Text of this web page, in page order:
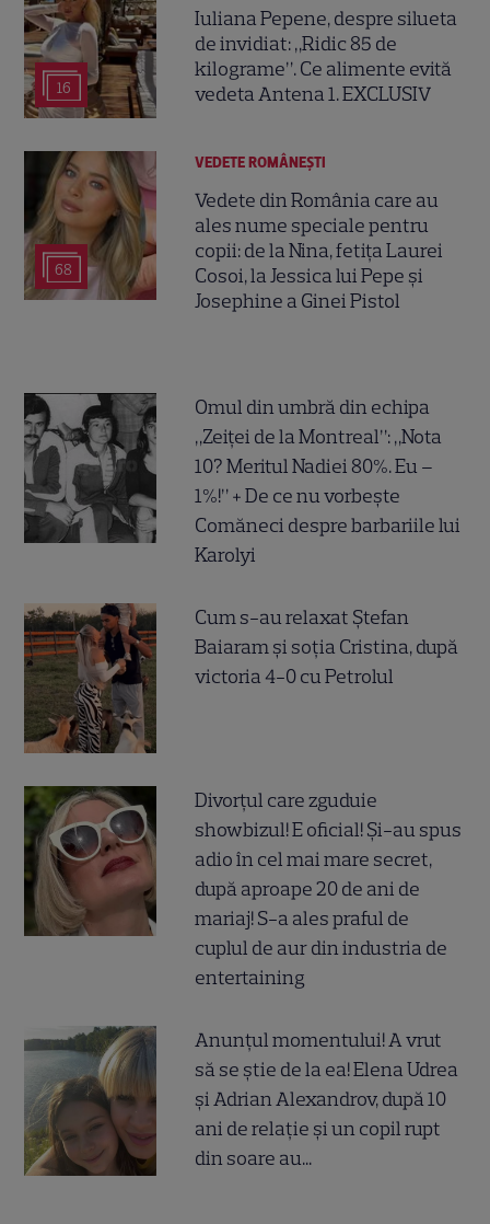
16
Iuliana Pepene, despre silueta
de invidiat: „Ridic 85 de
kilograme”. Ce alimente evită
vedeta Antena 1. EXCLUSIV
68
VEDETE ROMÂNEŞTI
Vedete din România care au
ales nume speciale pentru
copii: de la Nina, fetița Laurei
Cosoi, la Jessica lui Pepe și
Josephine a Ginei Pistol
Omul din umbră din echipa
„Zeiței de la Montreal”: „Nota
10? Meritul Nadiei 80%. Eu –
1%!” + De ce nu vorbește
Comăneci despre barbariile lui
Karolyi
Cum s-au relaxat Ștefan
Baiaram și soția Cristina, după
victoria 4-0 cu Petrolul
Divorțul care zguduie
showbizul! E oficial! Și-au spus
adio în cel mai mare secret,
după aproape 20 de ani de
mariaj! S-a ales praful de
cuplul de aur din industria de
entertaining
Anunțul momentului! A vrut
să se știe de la ea! Elena Udrea
și Adrian Alexandrov, după 10
ani de relație și un copil rupt
din soare au...